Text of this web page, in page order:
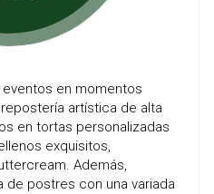
en momentos
artística de alta
en tortas personalizadas
exquisitos,
Además,
postres con una variada